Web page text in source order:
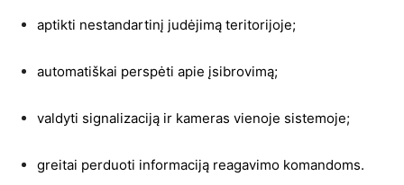
aptikti nestandartinį judėjimą teritorijoje;
automatiškai perspėti apie įsibrovimą;
valdyti signalizaciją ir kameras vienoje sistemoje;
greitai perduoti informaciją reagavimo komandoms.